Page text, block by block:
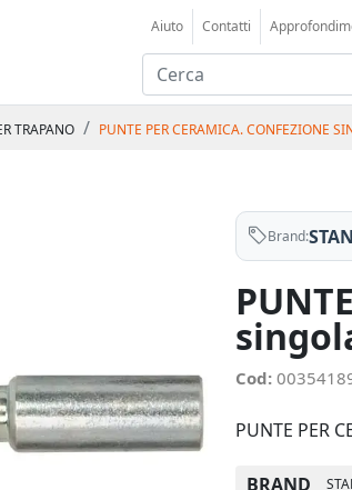
Aiuto Contatti
TRAPANO PUNTE PER CERAMICA. CONFEZIONE
Brand:
Cod:
PUNTE PER
BRAND